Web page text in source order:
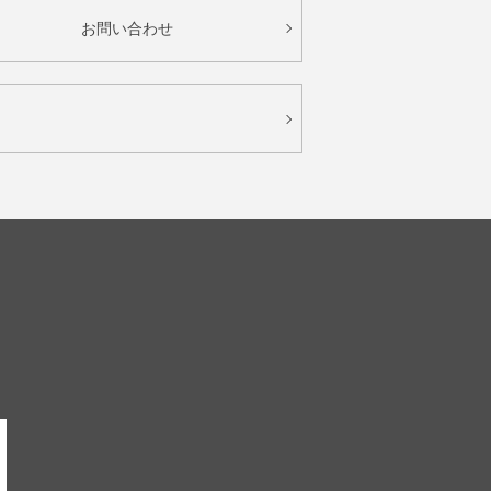
お問い合わせ